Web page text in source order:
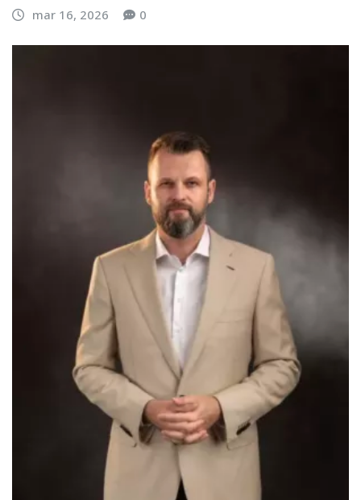
mar 16, 2026 0